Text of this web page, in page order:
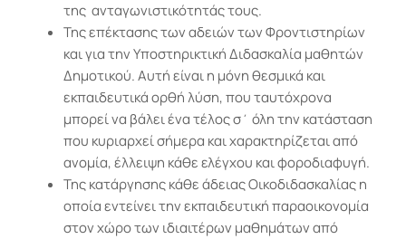
της ανταγωνιστικότητάς τους.
Της επέκτασης των αδειών των Φροντιστηρίων
και για την Υποστηρικτική Διδασκαλία μαθητών
Δημοτικού. Αυτή είναι η μόνη θεσμικά και
εκπαιδευτικά ορθή λύση, που ταυτόχρονα
μπορεί να βάλει ένα τέλος σ΄ όλη την κατάσταση
που κυριαρχεί σήμερα και χαρακτηρίζεται από
ανομία, έλλειψη κάθε ελέγχου και φοροδιαφυγή.
Της κατάργησης κάθε άδειας Οικοδιδασκαλίας η
οποία εντείνει την εκπαιδευτική παραοικονομία
στον χώρο των ιδιαιτέρων μαθημάτων από